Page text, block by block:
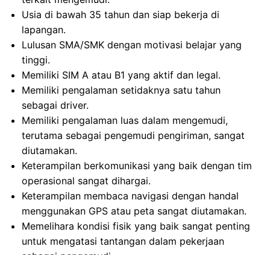
Usia di bawah 35 tahun dan siap bekerja di
lapangan.
Lulusan SMA/SMK dengan motivasi belajar yang
tinggi.
Memiliki SIM A atau B1 yang aktif dan legal.
Memiliki pengalaman setidaknya satu tahun
sebagai driver.
Memiliki pengalaman luas dalam mengemudi,
terutama sebagai pengemudi pengiriman, sangat
diutamakan.
Keterampilan berkomunikasi yang baik dengan tim
operasional sangat dihargai.
Keterampilan membaca navigasi dengan handal
menggunakan GPS atau peta sangat diutamakan.
Memelihara kondisi fisik yang baik sangat penting
untuk mengatasi tantangan dalam pekerjaan